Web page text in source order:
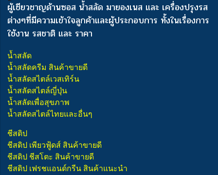
ผู้เชียวชาญด้านซอส น้ำสลัด มายองเนส และ เครื่องปรุงรส
ต่างๆที่มีความเข้าใจลูกค้าและผู้ประกอบการ ทั้งในเรื่องการ
ใช้งาน รสชาติ และ ราคา
น้ำสลัด
น้ำสลัดครีม สินค้าขายดี
น้ำสลัดสไตล์เวสเทิร์น
น้ำสลัดสไตล์ญี่ปุ่น
น้ำสลัดเพื่อสุขภาพ
น้ำสลัดสไตล์ไทยและอื่นๆ
ชีสดิป
ชีสดิป เพียวฟู้ดส์ สินค้าขายดี
ชีสดิป ชีสโตะ สินค้าขายดี
ชีสดิป เฟรชแอนด์กรีน สินค้าแนะนำ